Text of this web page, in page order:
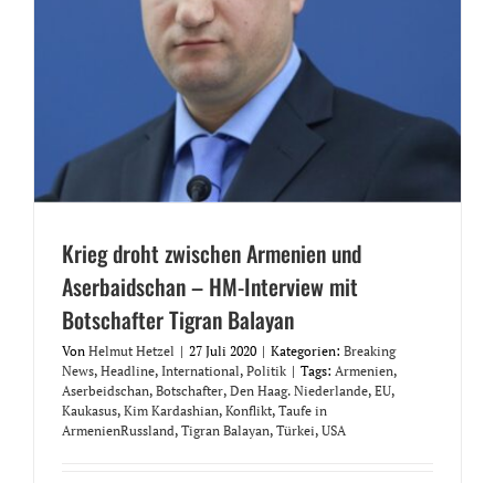
Krieg droht zwischen Armenien und
Aserbaidschan – HM-Interview mit
Botschafter Tigran Balayan
Von Helmut Hetzel | 27 Juli 2020 | Kategorien: Breaking
News, Headline, International, Politik | Tags: Armenien,
Aserbeidschan, Botschafter, Den Haag. Niederlande, EU,
Kaukasus, Kim Kardashian, Konflikt, Taufe in
ArmenienRussland, Tigran Balayan, Türkei, USA